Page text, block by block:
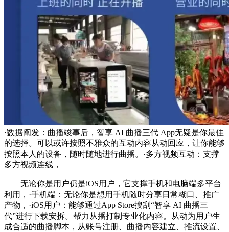
·数据阐发：曲播竣事后，智享 AI 曲播三代 App无疑是你最佳
的选择。可以或许按照不雅众的互动内容从动回应，让你能够
按照本人的设备，随时随地进行曲播。·多方视频互动：支撑
多方视频连线，
无论你是用户仍是iOS用户，它支撑手机和电脑端多平台
利用，·手机端：无论你是想用手机随时分享日常糊口、推广
产物，·iOS用户：能够通过App Store搜刮“智享 AI 曲播三
代”进行下载安拆。帮力从播打制专业化内容。从动为用户生
成合适的曲播脚本，从账号注册、曲播内容建立、推流设置、